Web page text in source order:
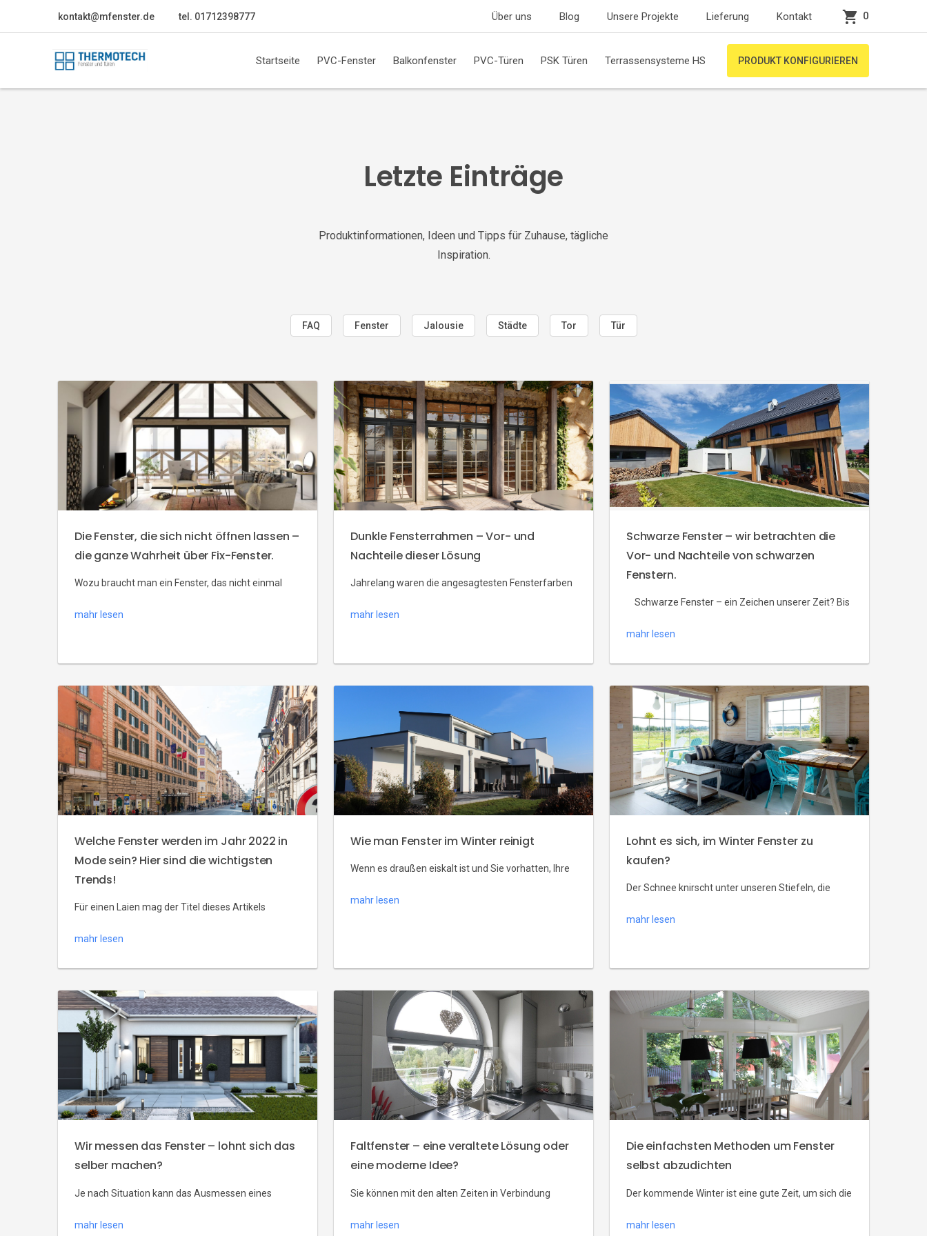
kontakt@mfenster.de tel. 01712398777 Über uns Blog Unsere Projekte Lieferung Kontakt 0
Startseite PVC-Fenster Balkonfenster PVC-Türen PSK Türen Terrassensysteme HS PRODUKT KONFIGURIEREN
Letzte Einträge
Produktinformationen, Ideen und Tipps für Zuhause, tägliche
Inspiration.
FAQ Fenster Jalousie Städte Tor Tür
Die Fenster, die sich nicht öffnen lassen –
die ganze Wahrheit über Fix-Fenster.
Wozu braucht man ein Fenster, das nicht einmal
viele Vorteile und werden sowohl in Privathäusern
geöffnet werden können – deshalb werden sie
auch als nicht zu öffnende oder […]
mahr lesen
Dunkle Fensterrahmen – Vor- und
Nachteile dieser Lösung
Jahrelang waren die angesagtesten Fensterfarben
entscheiden sich die Kunden jedoch zunehmend für
sollten wir Farbe des Fenster anpassen? Bei der
Auswahl […]
mahr lesen
Schwarze Fenster – wir betrachten die
Vor- und Nachteile von schwarzen
Fenstern.
Schwarze Fenster – ein Zeichen unserer Zeit? Bis
Farben Weiß und Holz. Heute sind viele Farben und
und passen das Aussehen der Fenster an ihre
Erwartungen und ihr Wohnungseinrichtungen ​an.
Die Farbe Schwarz schockiert […]
mahr lesen
Welche Fenster werden im Jahr 2022 in
Mode sein? Hier sind die wichtigsten
Trends!
Für einen Laien mag der Titel dieses Artikels
Elemente die Konstruktion und das Aussehen eines
sie sich präsentieren, wirkt sich stark auf die
Gestaltung der Umgebung aus. Sie reagieren auch
auf aktuelle Trends, und welche […]
mahr lesen
Wie man Fenster im Winter reinigt
Wenn es draußen eiskalt ist und Sie vorhatten, Ihre
aufgeben und auf wärmere Tage zu warten. Dies
mahr lesen
Lohnt es sich, im Winter Fenster zu
kaufen?
Der Schnee knirscht unter unseren Stiefeln, die
werden und wir müssen dicke Kleidung tragen,
besser ist, bis zum Frühjahr zu warten. Das ist ein
mahr lesen
Wir messen das Fenster – lohnt sich das
selber machen?
Je nach Situation kann das Ausmessen eines
Wir erklären, was zu einer falschen Messung führen
mahr lesen
Faltfenster – eine veraltete Lösung oder
eine moderne Idee?
Sie können mit den alten Zeiten in Verbindung
Mundharmonikas, die damals aus schlechten
mahr lesen
Die einfachsten Methoden um Fenster
selbst abzudichten
Der kommende Winter ist eine gute Zeit, um sich die
Wenn ein kalter Wind durch die Lücken bläst,
mahr lesen